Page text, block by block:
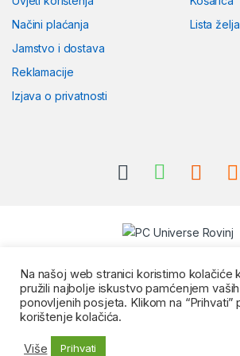
Načini plaćanja
Jamstvo i dostava
Reklamacije
Izjava o privatnosti
Lista želja
Na našoj web stranici koristimo kolačiće
pružili najbolje iskustvo pamćenjem
ponovljenih posjeta. Klikom na “Prihvati”
korištenje kolačića.
Više Prihvati